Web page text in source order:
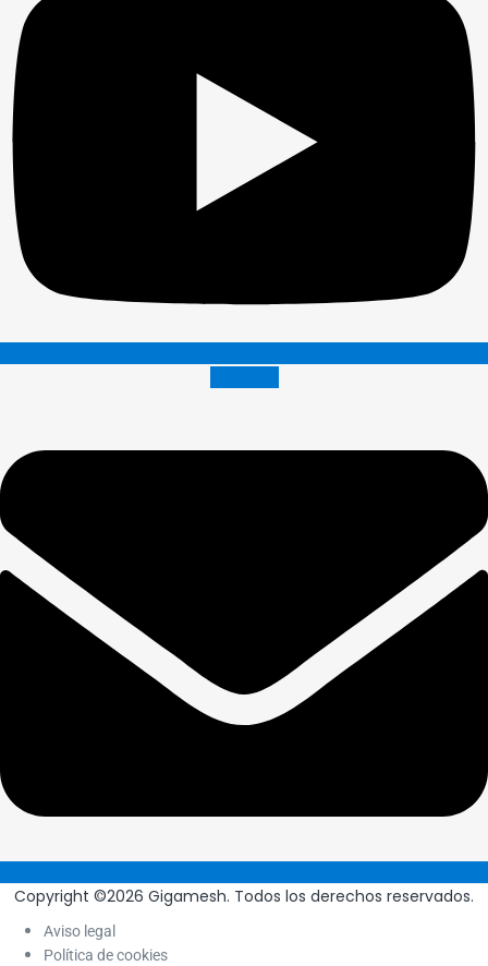
Copyright ©2026 Gigamesh. Todos los derechos reservados.
Aviso legal
Política de cookies